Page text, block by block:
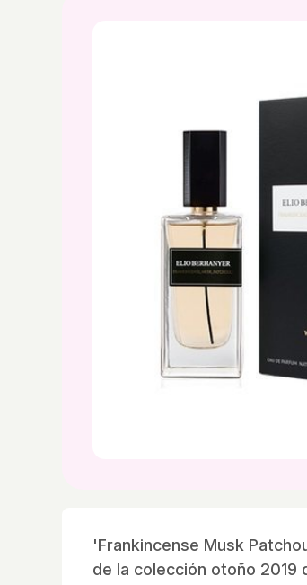
'Frankincense Musk
de la colección otoño 2019